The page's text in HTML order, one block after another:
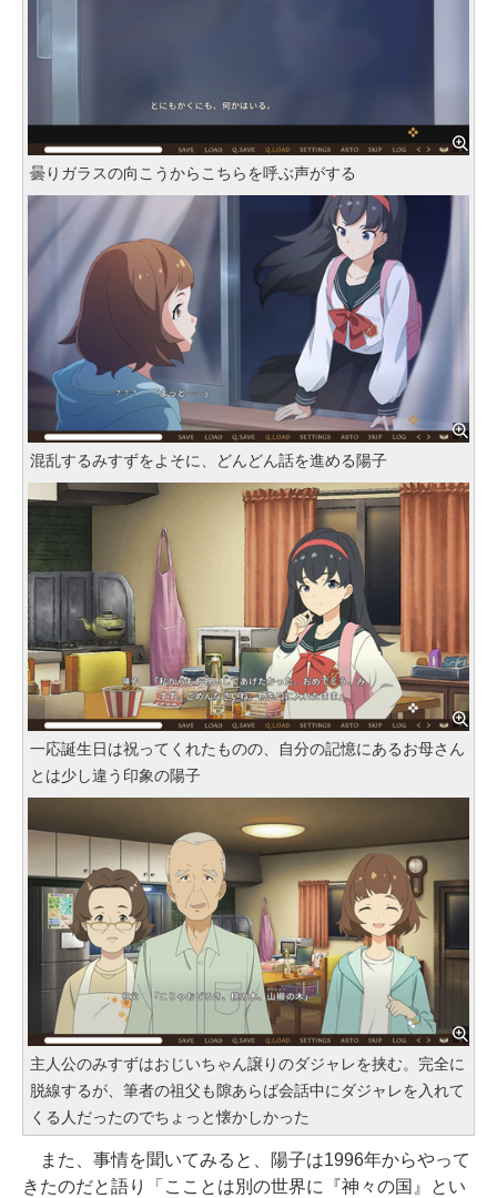
曇りガラスの向こうからこちらを呼ぶ声がする
混乱するみすずをよそに、どんどん話を進める陽子
一応誕生日は祝ってくれたものの、自分の記憶にあるお母さん
とは少し違う印象の陽子
主人公のみすずはおじいちゃん譲りのダジャレを挟む。完全に
脱線するが、筆者の祖父も隙あらば会話中にダジャレを入れて
くる人だったのでちょっと懐かしかった
また、事情を聞いてみると、陽子は1996年からやって
きたのだと語り「こことは別の世界に『神々の国』とい